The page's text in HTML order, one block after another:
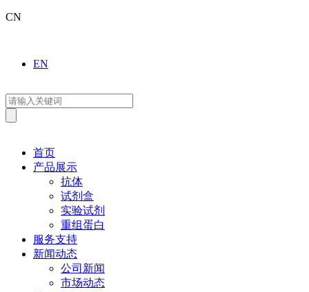
CN
EN
首页
产品展示
抗体
试剂盒
实验试剂
重组蛋白
服务支持
新闻动态
公司新闻
市场动态